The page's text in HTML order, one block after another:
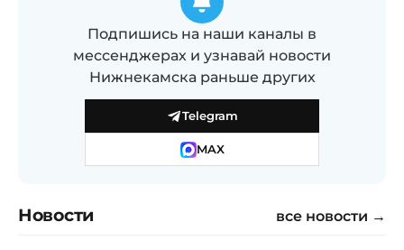
Подпишись на наши каналы в
мессенджерах и узнавай новости
Нижнекамска раньше других
Telegram
MAX
Новости все новости →